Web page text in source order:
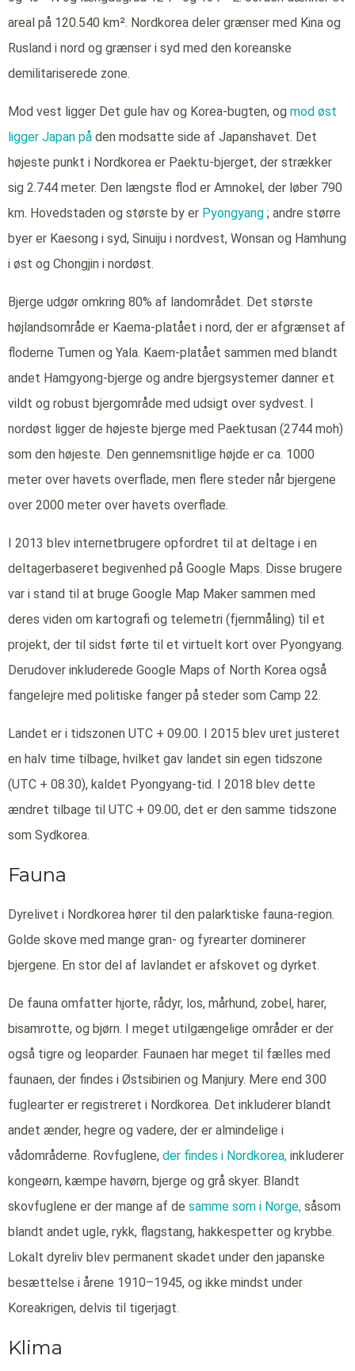
areal på 120.540 km². Nordkorea deler grænser med Kina og
Rusland i nord og grænser i syd med den koreanske
demilitariserede zone.
Mod vest ligger Det gule hav og Korea-bugten, og mod øst
ligger Japan på den modsatte side af Japanshavet. Det
højeste punkt i Nordkorea er Paektu-bjerget, der strækker
sig 2.744 meter. Den længste flod er Amnokel, der løber 790
km. Hovedstaden og største by er Pyongyang ; andre større
byer er Kaesong i syd, Sinuiju i nordvest, Wonsan og Hamhung
i øst og Chongjin i nordøst.
Bjerge udgør omkring 80% af landområdet. Det største
højlandsområde er Kaema-platået i nord, der er afgrænset af
floderne Tumen og Yala. Kaem-platået sammen med blandt
andet Hamgyong-bjerge og andre bjergsystemer danner et
vildt og robust bjergområde med udsigt over sydvest. I
nordøst ligger de højeste bjerge med Paektusan (2744 moh)
som den højeste. Den gennemsnitlige højde er ca. 1000
meter over havets overflade, men flere steder når bjergene
over 2000 meter over havets overflade.
I 2013 blev internetbrugere opfordret til at deltage i en
deltagerbaseret begivenhed på Google Maps. Disse brugere
var i stand til at bruge Google Map Maker sammen med
deres viden om kartografi og telemetri (fjernmåling) til et
projekt, der til sidst førte til et virtuelt kort over Pyongyang.
Derudover inkluderede Google Maps of North Korea også
fangelejre med politiske fanger på steder som Camp 22.
Landet er i tidszonen UTC + 09.00. I 2015 blev uret justeret
en halv time tilbage, hvilket gav landet sin egen tidszone
(UTC + 08.30), kaldet Pyongyang-tid. I 2018 blev dette
ændret tilbage til UTC + 09.00, det er den samme tidszone
som Sydkorea.
Fauna
Dyrelivet i Nordkorea hører til den palarktiske fauna-region.
Golde skove med mange gran- og fyrearter dominerer
bjergene. En stor del af lavlandet er afskovet og dyrket.
De fauna omfatter hjorte, rådyr, los, mårhund, zobel, harer,
bisamrotte, og bjørn. I meget utilgængelige områder er der
også tigre og leoparder. Faunaen har meget til fælles med
faunaen, der findes i Østsibirien og Manjury. Mere end 300
fuglearter er registreret i Nordkorea. Det inkluderer blandt
andet ænder, hegre og vadere, der er almindelige i
vådområderne. Rovfuglene, der findes i Nordkorea, inkluderer
kongeørn, kæmpe havørn, bjerge og grå skyer. Blandt
skovfuglene er der mange af de samme som i Norge, såsom
blandt andet ugle, rykk, flagstang, hakkespetter og krybbe.
Lokalt dyreliv blev permanent skadet under den japanske
besættelse i årene 1910–1945, og ikke mindst under
Koreakrigen, delvis til tigerjagt.
Klima